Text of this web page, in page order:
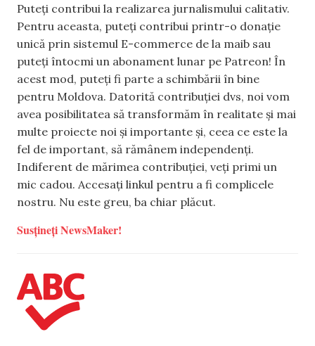
Puteți contribui la realizarea jurnalismului calitativ.
Pentru aceasta, puteți contribui printr-o donație
unică prin sistemul E-commerce de la maib sau
puteți întocmi un abonament lunar pe Patreon! În
acest mod, puteți fi parte a schimbării în bine
pentru Moldova. Datorită contribuției dvs, noi vom
avea posibilitatea să transformăm în realitate și mai
multe proiecte noi și importante și, ceea ce este la
fel de important, să rămânem independenți.
Indiferent de mărimea contribuției, veți primi un
mic cadou. Accesați linkul pentru a fi complicele
nostru. Nu este greu, ba chiar plăcut.
Susțineți NewsMaker!